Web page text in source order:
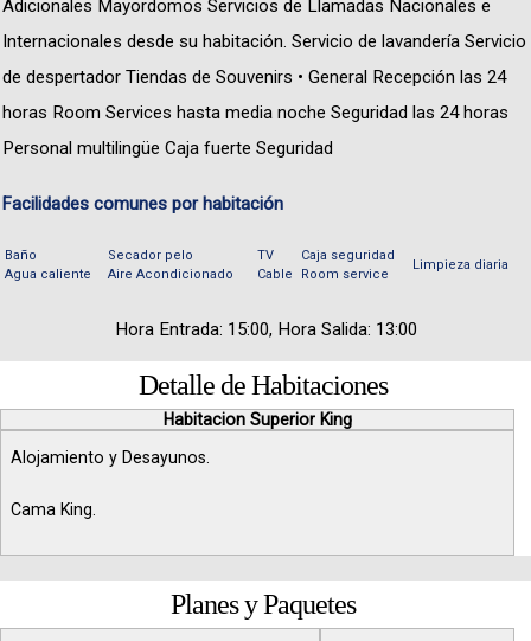
Adicionales Mayordomos Servicios de Llamadas Nacionales e
Internacionales desde su habitación. Servicio de lavandería Servicio
de despertador Tiendas de Souvenirs • General Recepción las 24
horas Room Services hasta media noche Seguridad las 24 horas
Personal multilingüe Caja fuerte Seguridad
Facilidades comunes por habitación
Baño
Agua caliente
Secador pelo
Aire Acondicionado
TV
Cable
Caja seguridad
Room service
Limpieza diaria
Hora Entrada: 15:00, Hora Salida: 13:00
Detalle de Habitaciones
Habitacion Superior King
Alojamiento y Desayunos.
Cama King.
Planes y Paquetes